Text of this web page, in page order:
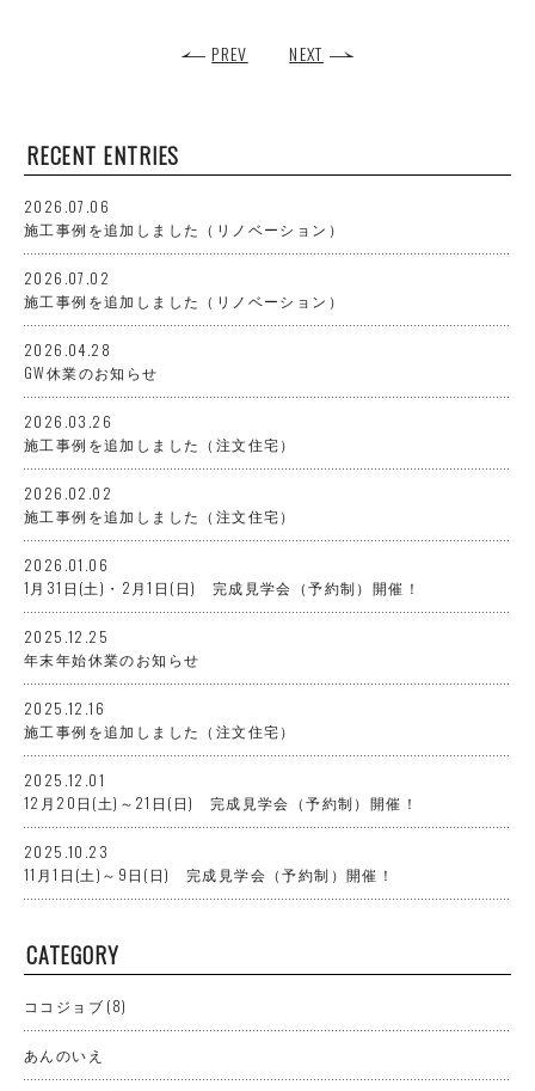
PREV NEXT
RECENT ENTRIES
2026.07.06
施工事例を追加しました（リノベーション）
2026.07.02
施工事例を追加しました（リノベーション）
2026.04.28
GW休業のお知らせ
2026.03.26
施工事例を追加しました（注文住宅）
2026.02.02
施工事例を追加しました（注文住宅）
2026.01.06
1月31日(土)・2月1日(日) 完成見学会（予約制）開催！
2025.12.25
年末年始休業のお知らせ
2025.12.16
施工事例を追加しました（注文住宅）
2025.12.01
12月20日(土)～21日(日) 完成見学会（予約制）開催！
2025.10.23
11月1日(土)～9日(日) 完成見学会（予約制）開催！
CATEGORY
ココジョブ (8)
あんのいえ